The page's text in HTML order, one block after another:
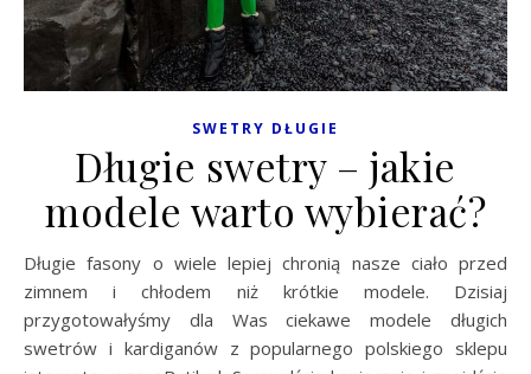
SWETRY DŁUGIE
Długie swetry – jakie
modele warto wybierać?
Długie fasony o wiele lepiej chronią nasze ciało przed
zimnem i chłodem niż krótkie modele. Dzisiaj
przygotowałyśmy dla Was ciekawe modele długich
swetrów i kardiganów z popularnego polskiego sklepu